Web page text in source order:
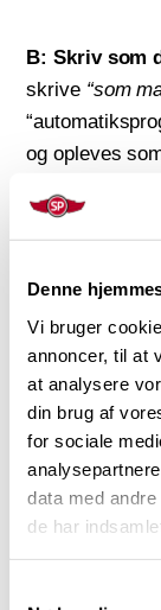
Denne
Vi bruger
annoncer, til at
at analysere
din brug af
for sociale
data med
de har
B: Skriv som
skrive “som
og opleves
Den endelige
e-mail.
Husk at
det samme,
Vi har